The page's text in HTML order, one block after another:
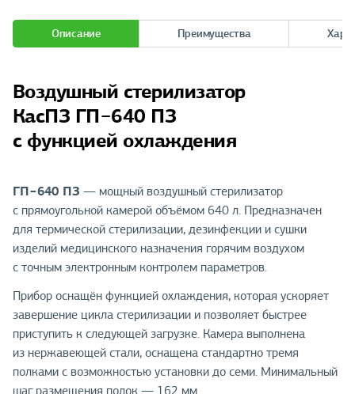
Описание Преимущества
Воздушный стерилизатор
КасПЗ ГП−640 ПЗ
с функцией охлаждения
ГП−640 ПЗ — мощный воздушный стерилизатор
с прямоугольной камерой объёмом 640 л. Предназначен
для термической стерилизации, дезинфекции и сушки
изделий медицинского назначения горячим воздухом
с точным электронным контролем параметров.
Прибор оснащён функцией охлаждения, которая ускоряет
завершение цикла стерилизации и позволяет быстрее
приступить к следующей загрузке. Камера выполнена
из нержавеющей стали, оснащена стандартно тремя
полками с возможностью установки до семи. Минимальный
шаг размещения полок — 162 мм.